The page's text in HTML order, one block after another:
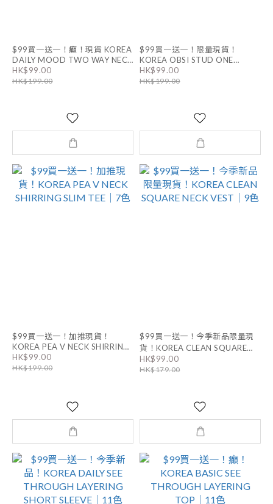
$99買一送一！癲！現貨 KOREA
DAILY MOOD TWO WAY NECK
TOP｜5色
HK$99.00
HK$199.00
$99買一送一！限量現貨！
KOREA OBSI STUD ONE
SHOULDER TOP｜6色
HK$99.00
HK$199.00
$99買一送一！加推現貨！
KOREA PEA V NECK SHIRRING
SLIM TEE｜7色
HK$99.00
HK$199.00
$99買一送一！今季新品限量現
貨！KOREA CLEAN SQUARE
NECK VEST｜9色
HK$99.00
HK$179.00